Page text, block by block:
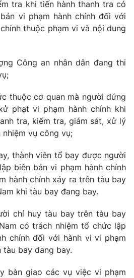
tra khi tiến hành thanh tra có
vi phạm hành chính đối với
thuộc phạm vi và nội dung
Công an nhân dân đang thi
thuộc cơ quan mà người đứng
phạt vi phạm hành chính khi
tra, kiểm tra, giám sát, xử lý
vụ công vụ;
thành viên tổ bay được người
biên bản vi phạm hành chính
hành chính xảy ra trên tàu bay
khi tàu bay đang bay.
chỉ huy tàu bay trên tàu bay
có trách nhiệm tổ chức lập
chính đối với hành vi vi phạm
tàu bay đang bay.
bàn giao các vụ việc vi phạm